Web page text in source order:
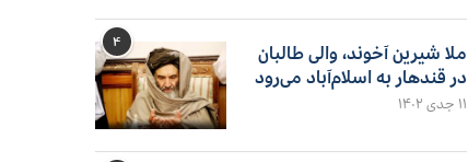
۴
ملا شیرین آخوند، والی طالبان
در قندهار به اسلام‌آباد می‌رود
۱۱ جدی ۱۴۰۲